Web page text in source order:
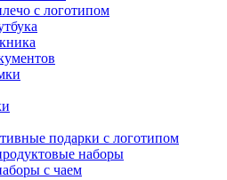
с логотипом
подарки с логотипом
наборы
с чаем